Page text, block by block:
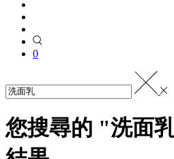
0
您搜尋的 "洗面